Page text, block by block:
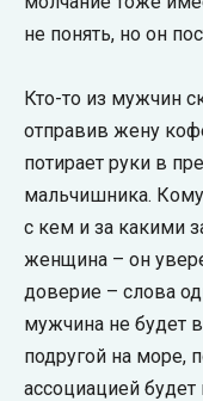
не понять, но он
Кто-то из мужчин
отправив жену
потирает руки в
мальчишника.
с кем и за какими
женщина – он
доверие – слова
мужчина не будет
подругой на море,
ассоциацией